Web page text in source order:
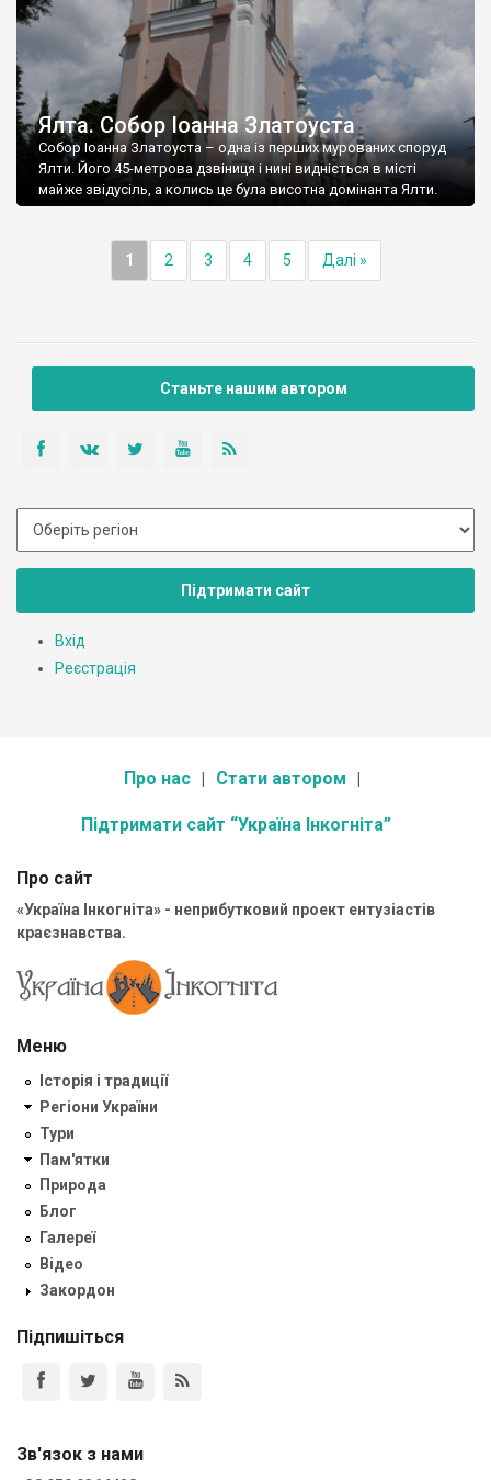
Ялта. Собор Іоанна Златоуста
Собор Іоанна Златоуста – одна із перших мурованих споруд
Ялти. Його 45-метрова дзвіниця і нині видніється в місті
майже звідусіль, а колись це була висотна домінанта Ялти.
1 2 3 4 5 Далі »
Станьте нашим автором
Підтримати сайт
Вхід
Реєстрація
Про нас Стати автором
Підтримати сайт “Україна Інкогніта”
Про сайт
«Україна Інкогніта» - неприбутковий проект ентузіастів
краєзнавства.
Меню
Історія і традиції
Регіони України
Тури
Пам'ятки
Природа
Блог
Галереї
Відео
Закордон
Підпишіться
Зв'язок з нами